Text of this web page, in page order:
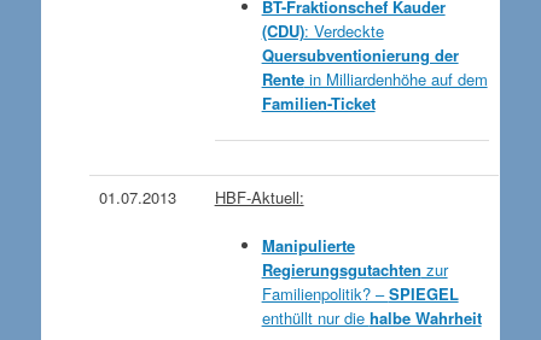
BT-Fraktionschef Kauder
(CDU): Verdeckte
Quersubventionierung der
Rentein Milliardenhöhe auf dem
Familien-Ticket
01.07.2013 HBF-Aktuell:
Manipulierte
Regierungsgutachten zur
Familienpolitik? –SPIEGEL
enthüllt nur die halbe Wahrheit